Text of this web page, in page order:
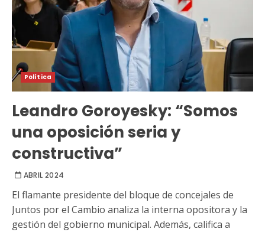
Política
Leandro Goroyesky: “Somos
una oposición seria y
constructiva”
ABRIL 2024
El flamante presidente del bloque de concejales de
Juntos por el Cambio analiza la interna opositora y la
gestión del gobierno municipal. Además, califica a